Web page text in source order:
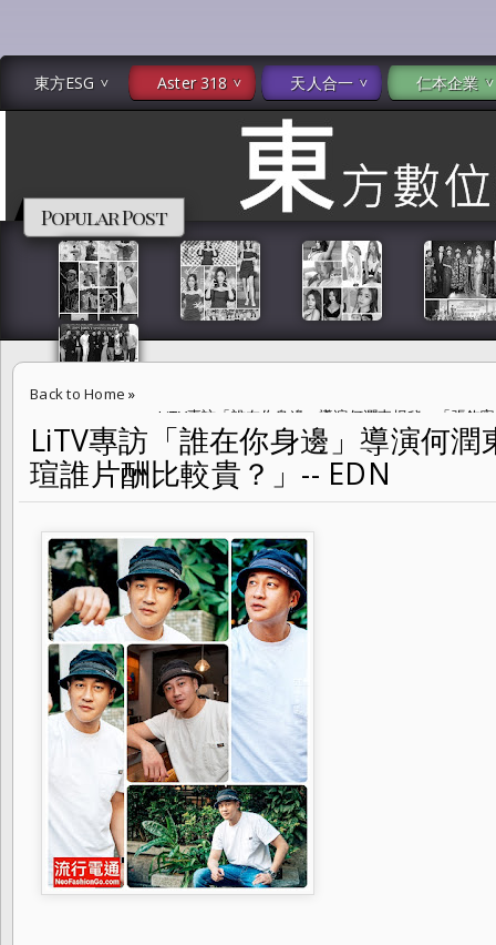
東方ESG Aster 318 天人合一 仁本企業
Popular Post
Back to Home »
LiTV專訪「誰在你身邊」導演何潤東揭秘：「張鈞
LiTV專訪「誰在你身邊」導演何
瑄誰片酬比較貴？」-- EDN